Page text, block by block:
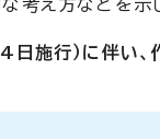
考え方などを示
施行）に伴い、